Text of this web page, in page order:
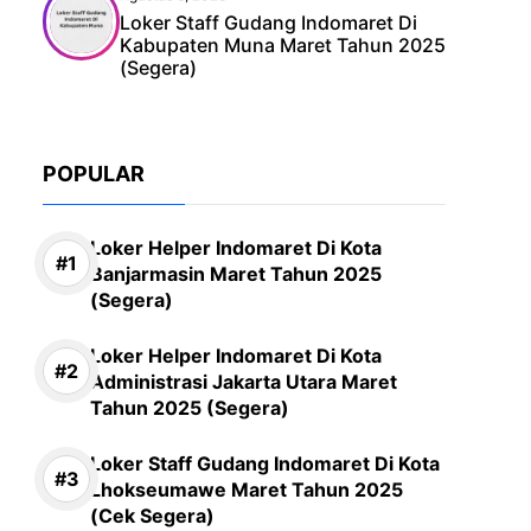
Loker Staff Gudang Indomaret Di
Kabupaten Muna Maret Tahun 2025
(Segera)
POPULAR
Loker Helper Indomaret Di Kota
Banjarmasin Maret Tahun 2025
(Segera)
Loker Helper Indomaret Di Kota
Administrasi Jakarta Utara Maret
Tahun 2025 (Segera)
Loker Staff Gudang Indomaret Di Kota
Lhokseumawe Maret Tahun 2025
(Cek Segera)